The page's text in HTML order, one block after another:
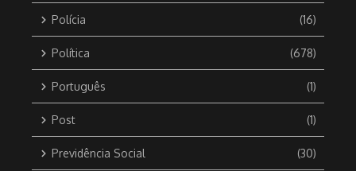
Polícia (16)
Política (678)
Português (1)
Post (1)
Previdência Social (30)